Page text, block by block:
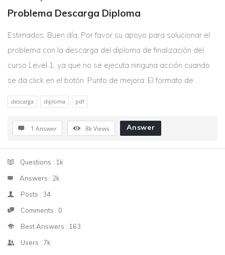
Problema Descarga Diploma
Estimados, Buen día, Por favor su apoyo para solucionar el
problema con la descarga del diploma de finalización del
curso Level 1, ya que no se ejecuta ninguna acción cuando
se da click en el botón. Punto de mejora: El formato de ...
descarga diploma pdf
1 Answer 8kViews Answer
StatsQuestions : 1k
Answers : 2k
Posts : 34
Comments : 0
Best Answers : 163
Users : 7k